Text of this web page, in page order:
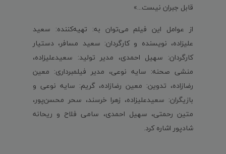
قابل جبران نیست...»
از عوامل این فیلم می‌توان به: تهیه‌کننده: سعید
علیزاده، نویسنده و کارگردان: سعید مسافر، دستیار
کارگردان: سهیل احمدی، مدیر تولید: سعیدعلیزاده،
منشی صحنه: سایه نوعی، مدیر فیلمبرداری: معین
رضازاده، تدوین: معین رضازاده، گریم: سایه نوعی و
بازیگران: سعیدعلیزاده، زهرا خرسند، سحر محسن‌پور،
متین رحمتی، سهیل احمدی، سامی فلاح و ریحانه
شادپور اشاره کرد.